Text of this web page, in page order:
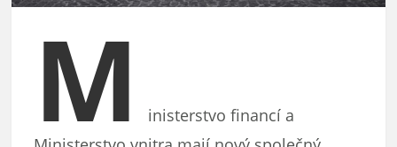
M
inisterstvo financí a